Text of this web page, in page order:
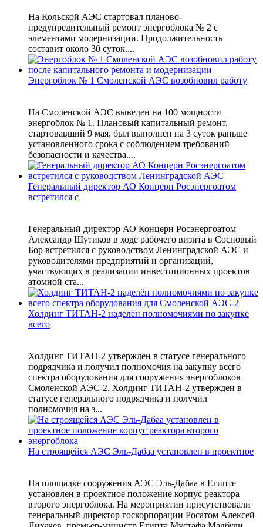
На Кольской АЭС стартовал планово-
предупредительный ремонт энергоблока № 2 с
элементами модернизации. Продолжительность
составит около 30 суток....
Энергоблок № 1 Смоленской АЭС возобновил работу
На Смоленской АЭС выведен на 100 мощности
энергоблок № 1. Плановый капитальный ремонт,
стартовавший 9 мая, был выполнен на 3 суток раньше
установленного срока с соблюдением требований
безопасности и качества....
Генеральный директор АО Концерн Росэнергоатом
встретился с
Генеральный директор АО Концерн Росэнергоатом
Александр Шутиков в ходе рабочего визита в Сосновый
Бор встретился с руководством Ленинградской АЭС и
руководителями предприятий и организаций,
участвующих в реализации инвестиционных проектов
атомной ста...
Холдинг ТИТАН-2 наделён полномочиями по закупке
всего
Холдинг ТИТАН-2 утвержден в статусе генерального
подрядчика и получил полномочия на закупку всего
спектра оборудования для сооружения энергоблоков
Смоленской АЭС-2. Холдинг ТИТАН-2 утвержден в
статусе генерального подрядчика и получил
полномочия на з...
На строящейся АЭС Эль-Дабаа установлен в проектное
На площадке сооружения АЭС Эль-Дабаа в Египте
установлен в проектное положение корпус реактора
второго энергоблока. На мероприятии присутствовали
генеральный директор госкорпорации Росатом Алексей